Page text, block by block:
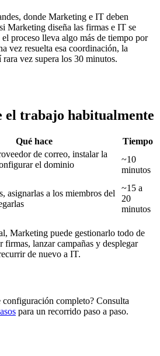
donde Marketing e IT deben
Marketing diseña las firmas e IT se
proceso lleva algo más de tiempo por
vez resuelta esa coordinación, la
vez supera los 30 minutos.
el trabajo habitualmente
Qué hace Tiempo
de correo, instalar la
el dominio
~10
minutos
asignarlas a los miembros del
~15 a
20
minutos
Marketing puede gestionarlo todo de
firmas, lanzar campañas y desplegar
de nuevo a IT.
configuración completo? Consulta
para un recorrido paso a paso.